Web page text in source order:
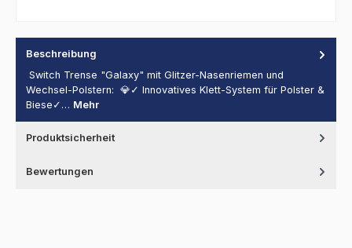
Beschreibung
Switch Trense "Galaxy" mit Glitzer-Nasenriemen und
Wechsel-Polstern: 💎✓ Innovatives Klett-System für Polster &
Biese✓… Mehr
Produktsicherheit
Bewertungen